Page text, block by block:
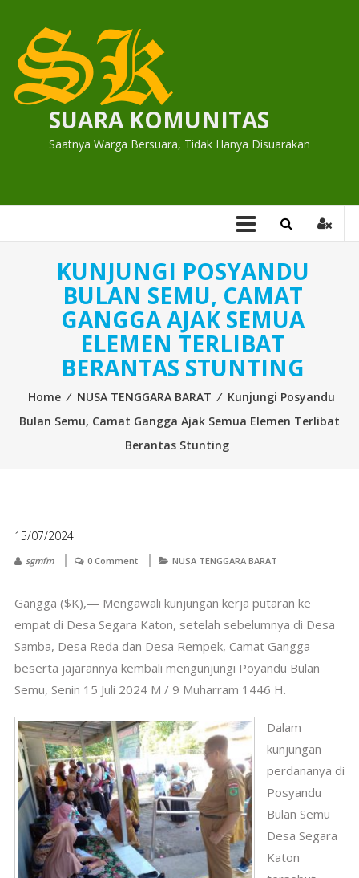
content
SUARA KOMUNITAS
Saatnya Warga Bersuara, Tidak Hanya Disuarakan
KUNJUNGI POSYANDU
BULAN SEMU, CAMAT
GANGGA AJAK SEMUA
ELEMEN TERLIBAT
BERANTAS STUNTING
Home ⁄ NUSA TENGGARA BARAT ⁄ Kunjungi Posyandu
Bulan Semu, Camat Gangga Ajak Semua Elemen Terlibat
Berantas Stunting
15/07/2024
sgmfm 0 Comment NUSA TENGGARA BARAT
Gangga ($K),— Mengawali kunjungan kerja putaran ke
empat di Desa Segara Katon, setelah sebelumnya di Desa
Samba, Desa Reda dan Desa Rempek, Camat Gangga
beserta jajarannya kembali mengunjungi Poyandu Bulan
Semu, Senin 15 Juli 2024 M / 9 Muharram 1446 H.
Dalam
kunjungan
perdananya di
Posyandu
Bulan Semu
Desa Segara
Katon